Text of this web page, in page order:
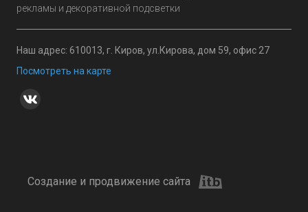
рекламы и декоративной подсветки
Наш адрес: 610013, г. Киров, ул.Кирова, дом 59, офис 27
Посмотреть на карте
Создание и продвижение сайта